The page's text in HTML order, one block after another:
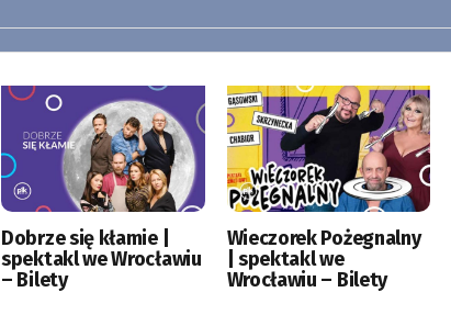
Dobrze się kłamie |
spektakl we Wrocławiu
– Bilety
Wieczorek Pożegnalny
| spektakl we
Wrocławiu – Bilety